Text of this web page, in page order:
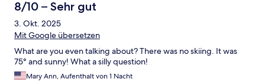
8/10 – Sehr gut
3. Okt. 2025
Mit Google übersetzen
What are you even talking about? There was no skiing. It was
75° and sunny! What a silly question!
Mary Ann, Aufenthalt von 1 Nacht